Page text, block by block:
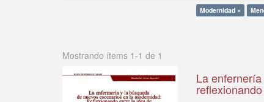
Modernidad ×
Mostrando ítems 1-1 de 1
La